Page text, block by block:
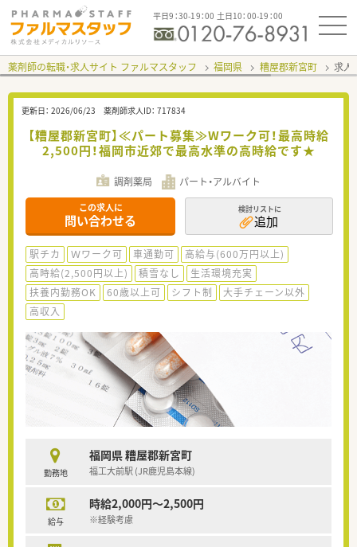
平日9：30-19：00 土日10：00-19：00
薬剤師の転職・求人サイト ファルマスタッフ 福岡県 糟屋郡新宮町 求人
更新日： 2026/06/23 薬剤師求人ID： 717834
【糟屋郡新宮町】≪パート募集≫Wワーク可！最高時給
2,500円！福岡市近郊で最高水準の高時給です★
調剤薬局 パート・アルバイト
この求人に
問い合わせる
検討リストに
追加
駅チカ Ｗワーク可 車通勤可
高給与(600万円以上)
高時給(2,500円以上)
積雪なし
生活環境充実
扶養内勤務OK
60歳以上可 シフト制
大手チェーン以外
高収入
勤務地
福岡県 糟屋郡新宮町
福工大前駅 (JR鹿児島本線)
給与
時給2,000円～2,500円
※経験考慮